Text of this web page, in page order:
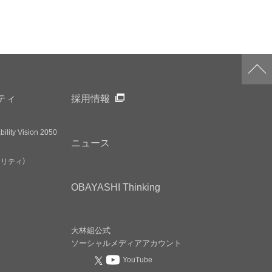
ィ
Vision 2050
ティ）
採用情報
ニュース
OBAYASHI Thinking
大林組公式
ソーシャルメディアアカウント
YouTube